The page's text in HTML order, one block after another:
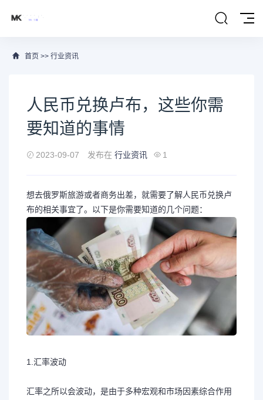
首页 >> 行业资讯
人民币兑换卢布，这些你需
要知道的事情
2023-09-07 发布在 行业资讯 1
想去俄罗斯旅游或者商务出差，就需要了解人民币兑换卢
布的相关事宜了。以下是你需要知道的几个问题：
1.汇率波动
汇率之所以会波动，是由于多种宏观和市场因素综合作用